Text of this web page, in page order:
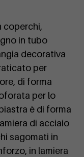
coperchi,
in tubo
decorativa
per
di forma
per lo
è di forma
di acciaio
sagomati in
in lamiera